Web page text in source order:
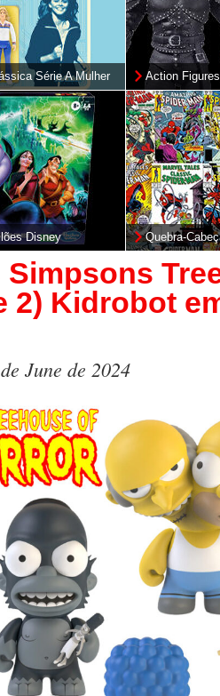
Série A Mulher
Action
e Roach
Disney
Quebra-
Quadrinhos
2) Kidrobot
June de 2024